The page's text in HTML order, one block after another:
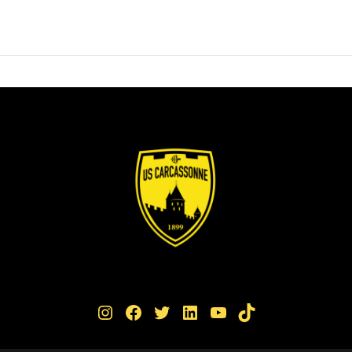
Instagram Facebook Twitter LinkedIn YouTube TikTok